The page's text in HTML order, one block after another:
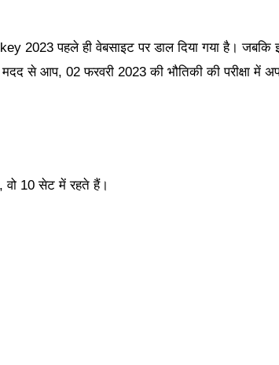
पहले ही वेबसाइट पर डाल दिया गया है। जबकि
से आप, 02 फरवरी 2023 की भौतिकी की परीक्षा में
वो 10 सेट में रहते हैं।